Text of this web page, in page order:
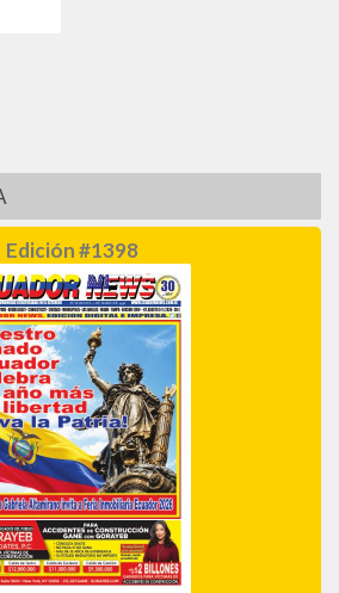
Edición #1398